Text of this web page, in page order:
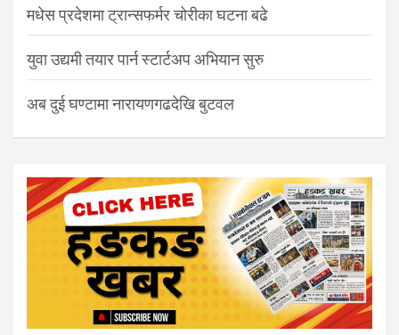
मधेस प्रदेशमा ट्रान्सफर्मर चोरीका घटना बढे
युवा उद्यमी तयार पार्न स्टार्टअप अभियान सुरु
अब दुई घण्टामा नारायणगढदेखि बुटवल